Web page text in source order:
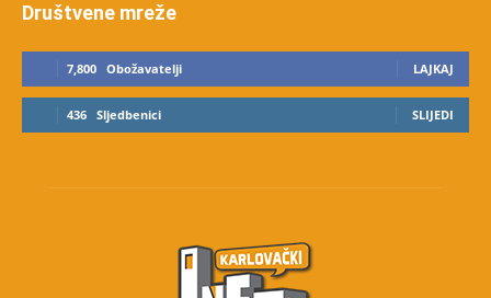
Društvene mreže
7,800 Obožavatelji LAJKAJ
436 Sljedbenici SLIJEDI